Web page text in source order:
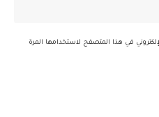
في هذا المتصفح لاستخدامها المرة